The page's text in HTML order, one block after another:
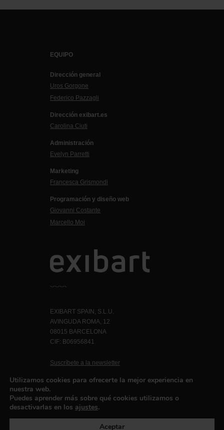
EQUIPO
Dirección general
Uros Gorgone
Federico Pazzagli
Dirección exibart.es
Carolina Ciuti
Administración
Evelyn Parretti
Marketing
Francesca Grismondi
Programación y diseño web
Giovanni Costante
Marcello Moi
EXIBART SPAIN, S.L.U.
AVINGUDA ROMA, 12
08015 BARCELONA
CIF: B06956841
Suscríbete a la newsletter
Política de privacidad
Utilizamos cookies para ofrecerte la mejor experiencia en
nuestra web.
Puedes aprender más sobre qué cookies utilizamos o
desactivarlas en los ajustes.
Aceptar